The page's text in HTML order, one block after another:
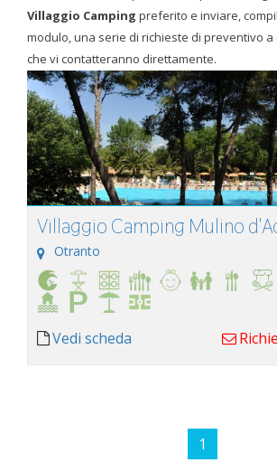
Villaggio Camping preferito e inviare,
modulo, una serie di richieste di preventivo
che vi contatteranno direttamente.
Villaggio Camping Mulino
Otranto
Vedi scheda
1